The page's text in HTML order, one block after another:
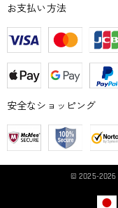
お支払い方法
安全なショッピング
© 2025-2026